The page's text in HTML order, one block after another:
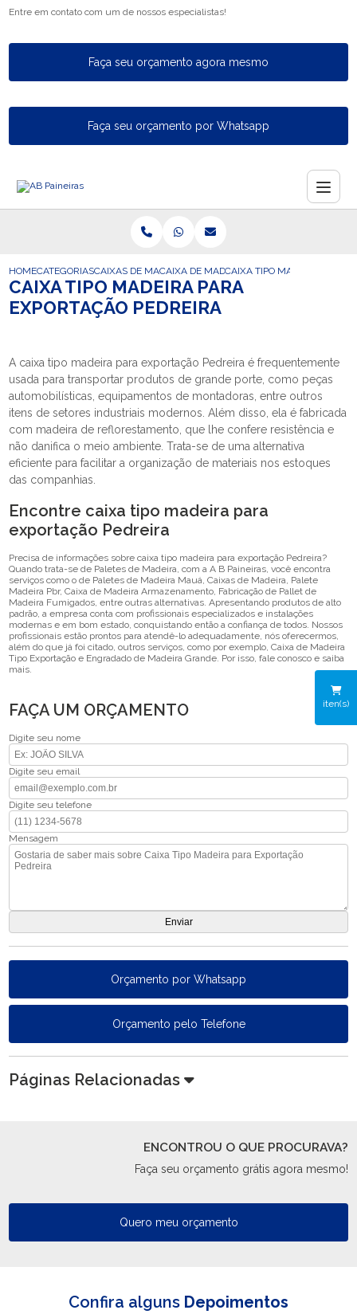
Entre em contato com um de nossos especialistas!
Faça seu orçamento agora mesmo
Faça seu orçamento por Whatsapp
iten(s)
HOMECATEGORIASCAIXAS DE MADEIRA PARA EXPORTACAO
CAIXA DE MADEIRA PARA EXPORTACAO
CAIXA TIPO MADEIRA PARA
CAIXA TIPO MADEIRA PARA
EXPORTAÇÃO PEDREIRA
A caixa tipo madeira para exportação Pedreira é frequentemente
usada para transportar produtos de grande porte, como peças
automobilísticas, equipamentos de montadoras, entre outros
itens de setores industriais modernos. Além disso, ela é fabricada
com madeira de reflorestamento, que lhe confere resistência e
não danifica o meio ambiente. Trata-se de uma alternativa
eficiente para facilitar a organização de materiais nos estoques
das companhias.
Encontre caixa tipo madeira para
exportação Pedreira
Precisa de informações sobre caixa tipo madeira para exportação Pedreira?
Quando trata-se de Paletes de Madeira, com a A B Paineiras, você encontra
serviços como o de Paletes de Madeira Mauá, Caixas de Madeira, Palete
Madeira Pbr, Caixa de Madeira Armazenamento, Fabricação de Pallet de
Madeira Fumigados, entre outras alternativas. Apresentando produtos de alto
padrão, a empresa conta com profissionais especializados e instalações
modernas e em bom estado, conquistando então a confiança de todos. Nossos
profissionais estão prontos para atendê-lo adequadamente, nós oferecermos,
além do que já foi citado, outros serviços, como por exemplo, Caixa de Madeira
Tipo Exportação e Engradado de Madeira Grande. Por isso, fale conosco e saiba
mais.
FAÇA UM ORÇAMENTO
Digite seu nome
Digite seu email
Digite seu telefone
Mensagem
Orçamento por Whatsapp
Orçamento pelo Telefone
Páginas Relacionadas
ENCONTROU O QUE PROCURAVA?
Faça seu orçamento grátis agora mesmo!
Quero meu orçamento
Confira alguns Depoimentos